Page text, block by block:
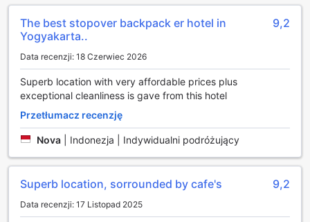
The best stopover backpack er hotel in
Yogyakarta..
9,2
Data recenzji: 18 Czerwiec 2026
Superb location with very affordable prices plus
exceptional cleanliness is gave from this hotel
Przetłumacz recenzję
Nova Indonezja | Indywidualni podróżujący
Superb location, sorrounded by cafe's 9,2
Data recenzji: 17 Listopad 2025